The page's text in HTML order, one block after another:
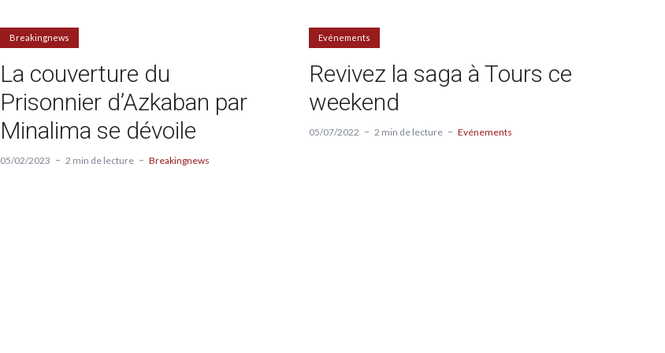
Breakingnews
La couverture du
Prisonnier d’Azkaban par
Minalima se dévoile
05/02/2023 2 min de lecture Breakingnews
Evénements
Revivez la saga à Tours ce
weekend
05/07/2022 2 min de lecture Evénements